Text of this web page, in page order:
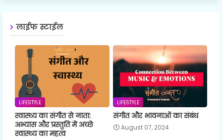
लाईफ स्टाईल
LIFESTYLE
स्वास्थ्य का संगीत से नाता:
अभ्यास और प्रस्तुति में अच्छे
स्वास्थ्य का महत्व
LIFESTYLE
संगीत और भावनाओं का संबंध
August 07, 2024